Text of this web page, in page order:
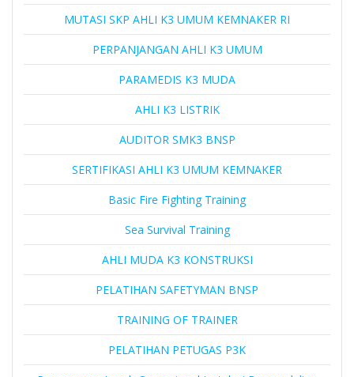
MUTASI SKP AHLI K3 UMUM KEMNAKER RI
PERPANJANGAN AHLI K3 UMUM
PARAMEDIS K3 MUDA
AHLI K3 LISTRIK
AUDITOR SMK3 BNSP
SERTIFIKASI AHLI K3 UMUM KEMNAKER
Basic Fire Fighting Training
Sea Survival Training
AHLI MUDA K3 KONSTRUKSI
PELATIHAN SAFETYMAN BNSP
TRAINING OF TRAINER
PELATIHAN PETUGAS P3K